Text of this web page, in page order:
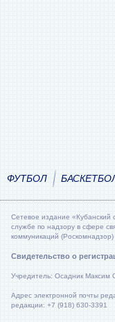
ФУТБОЛ
Сетевое издание «Кубанский
службе по надзору в сфере
коммуникаций
Свидетельство о
Учредитель: Осадник Максим
Адрес электронной почты
редакции: +7 (918) 630-3391